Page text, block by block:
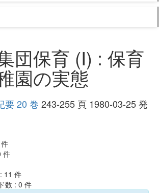
団保育 (I) : 保育
園の実態
要 20 巻 243-255 頁 1980-03-25 発
件
件
11 件
数 : 0 件